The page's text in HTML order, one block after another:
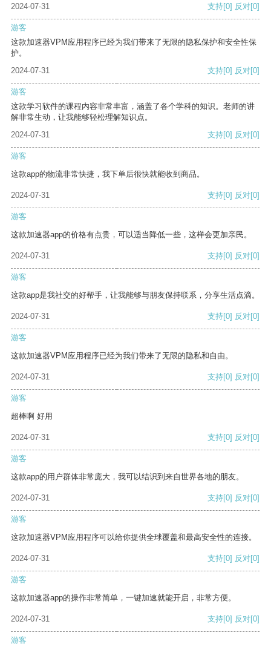
2024-07-31 支持[0] 反对[0]
游客
这款加速器VPM应用程序已经为我们带来了无限的隐私保护和安全性保
护。
2024-07-31
支持[0] 反对[0]
游客
这款学习软件的课程内容非常丰富，涵盖了各个学科的知识。老师的讲
解非常生动，让我能够轻松理解知识点。
2024-07-31
支持[0] 反对[0]
游客
这款app的物流非常快捷，我下单后很快就能收到商品。
2024-07-31 支持[0] 反对[0]
游客
这款加速器app的价格有点贵，可以适当降低一些，这样会更加亲民。
2024-07-31 支持[0] 反对[0]
游客
这款app是我社交的好帮手，让我能够与朋友保持联系，分享生活点滴。
2024-07-31 支持[0] 反对[0]
游客
这款加速器VPM应用程序已经为我们带来了无限的隐私和自由。
2024-07-31 支持[0] 反对[0]
游客
超棒啊 好用
2024-07-31 支持[0] 反对[0]
游客
这款app的用户群体非常庞大，我可以结识到来自世界各地的朋友。
2024-07-31 支持[0] 反对[0]
游客
这款加速器VPM应用程序可以给你提供全球覆盖和最高安全性的连接。
2024-07-31 支持[0] 反对[0]
游客
这款加速器app的操作非常简单，一键加速就能开启，非常方便。
2024-07-31 支持[0] 反对[0]
游客